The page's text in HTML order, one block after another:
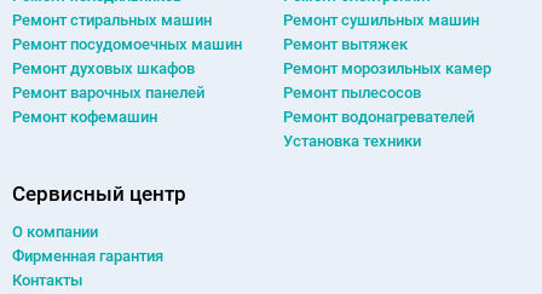
Ремонт cтиральных машин
Ремонт посудомоечных машин
Ремонт духовых шкафов
Ремонт варочных панелей
Ремонт кофемашин
Ремонт сушильных машин
Ремонт вытяжек
Ремонт морозильных камер
Ремонт пылесосов
Ремонт водонагревателей
Установка техники
Сервисный центр
О компании
Фирменная гарантия
Контакты